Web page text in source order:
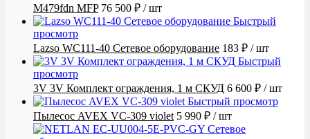
M479fdn MFP 76 500 ₽ / шт
Быстрый
просмотр
Lazso WC111-40 Сетевое оборудование 183 ₽ / шт
Быстрый
просмотр
3V 3V Комплект ограждения, 1 м СКУД 6 600 ₽ / шт
Быстрый просмотр
Пылесос AVEX VC-309 violet 5 990 ₽ / шт